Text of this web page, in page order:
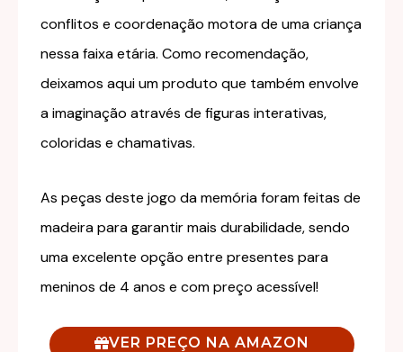
conflitos e coordenação motora de uma criança
nessa faixa etária. Como recomendação,
deixamos aqui um produto que também envolve
a imaginação através de figuras interativas,
coloridas e chamativas.
As peças deste jogo da memória foram feitas de
madeira para garantir mais durabilidade, sendo
uma excelente opção entre presentes para
meninos de 4 anos e com preço acessível!
VER PREÇO NA AMAZON